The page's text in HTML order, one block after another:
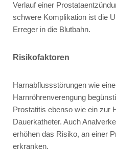
Verlauf einer
schwere Komplikation ist die
Erreger in die Blutbahn.
Risikofaktoren
Harnabflussstörungen wie
Harnröhrenverengung
Prostatitis ebenso wie ein zur
Dauerkatheter. Auch
erhöhen das Risiko, an einer
erkranken.